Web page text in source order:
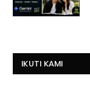
IKUTI KAMI